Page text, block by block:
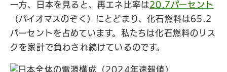
一方、日本を見ると、再エネ比率は20.7パーセント
（バイオマスのぞく）にとどまり、化石燃料は65.2
パーセントを占めています。私たちは化石燃料のリス
クを家計で負わされ続けているのです。